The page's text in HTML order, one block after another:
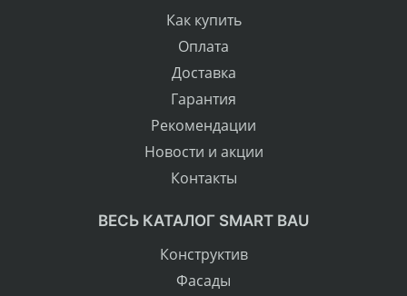
Как купить
Оплата
Доставка
Гарантия
Рекомендации
Новости и акции
Контакты
ВЕСЬ КАТАЛОГ SMART BAU
Конструктив
Фасады